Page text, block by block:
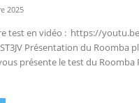
d'énergie compacte… elle m'a
2025
test en vidéo : https://
Présentation du Roomba
présente le test du Roomba